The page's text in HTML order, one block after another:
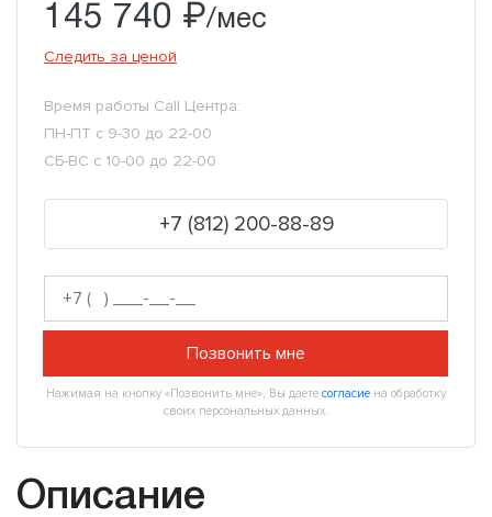
145 740 ₽/мес
Следить за ценой
Время работы Call Центра:
ПН-ПТ с 9-30 до 22-00
СБ-ВС с 10-00 до 22-00
+7 (812) 200-88-89
Позвонить мне
Нажимая на кнопку «Позвонить мне», Вы даете согласие на обработку
своих персональных данных.
Описание